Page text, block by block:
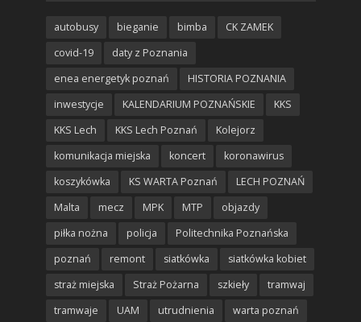
autobusy bieganie bimba
CK ZAMEK
covid-19
daty z Poznania
enea energetyk poznań
HISTORIA POZNANIA
inwestycje
KALENDARIUM POZNAŃSKIE
KKS
KKS Lech
KKS Lech Poznań
Kolejorz
komunikacja miejska
koncert
koronawirus
koszykówka
KS WARTA Poznań
LECH POZNAŃ
Malta
mecz MPK MTP
objazdy
piłka nożna
policja
Politechnika Poznańska
poznań
remont siatkówka
siatkówka kobiet
straż miejska
Straż Pożarna szkieły
tramwaj
tramwaje
UAM utrudnienia warta poznań